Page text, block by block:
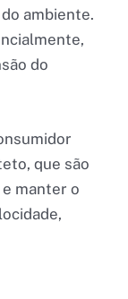
ambiente.
do
que são
manter o